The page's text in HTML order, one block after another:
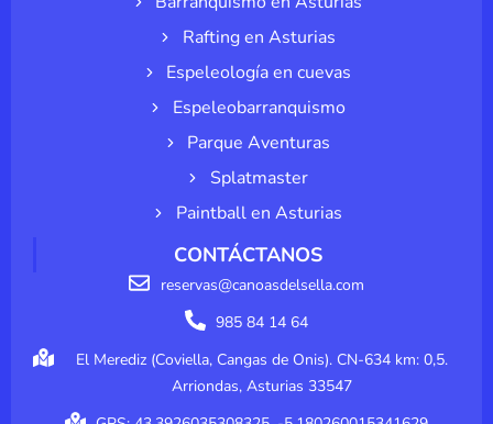
Rafting en Asturias
Espeleología en cuevas
Espeleobarranquismo
Parque Aventuras
Splatmaster
Paintball en Asturias
CONTÁCTANOS
reservas@canoasdelsella.com
985 84 14 64
El Merediz (Coviella, Cangas de Onis). CN-634 km: 0,5.
Arriondas, Asturias 33547